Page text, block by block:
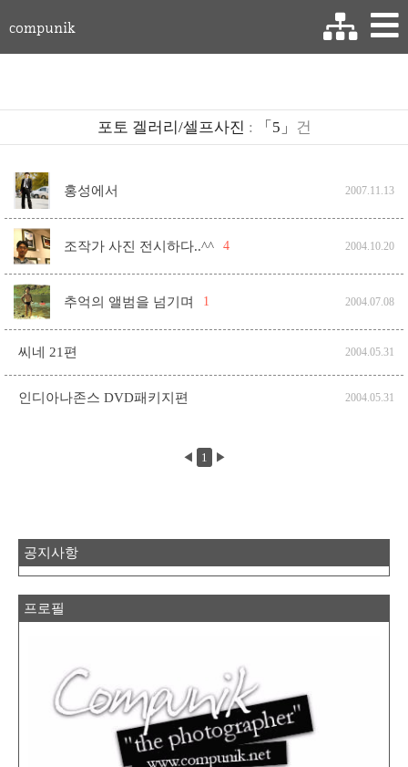
compunik
포토 겔러리/셀프사진 : 「5」 건
홍성에서 2007.11.13
조작가 사진 전시하다..^^ 4 2004.10.20
추억의 앨범을 넘기며 1 2004.07.08
씨네 21편 2004.05.31
인디아나존스 DVD패키지편 2004.05.31
◀ 1 ▶
공지사항
프로필